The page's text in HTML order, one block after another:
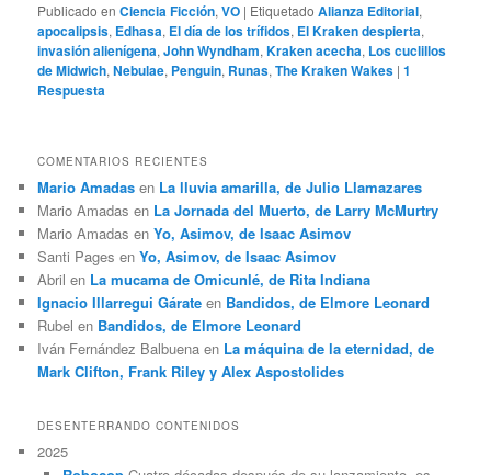
Publicado en Ciencia Ficción,VO | Etiquetado Alianza Editorial,
apocalipsis, Edhasa, El día de los trífidos, El Kraken despierta,
invasión alienígena,John Wyndham,Kraken acecha, Los cuclillos
de Midwich,Nebulae, Penguin, Runas,The Kraken Wakes |1
Respuesta
COMENTARIOS RECIENTES
Mario Amadas en La lluvia amarilla, de Julio Llamazares
Mario Amadas en La Jornada del Muerto, de Larry McMurtry
Mario Amadas enYo, Asimov, de Isaac Asimov
Santi Pages enYo, Asimov, de Isaac Asimov
Abril en La mucama de Omicunlé, de Rita Indiana
Ignacio Illarregui Gárate en Bandidos, de Elmore Leonard
Rubel en Bandidos, de Elmore Leonard
Iván Fernández Balbuena en La máquina de la eternidad, de
Mark Clifton, Frank Riley y Alex Aspostolides
DESENTERRANDO CONTENIDOS
2025